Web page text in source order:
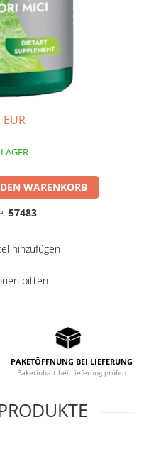
WARENKORB
57483
hinzufügen
bitten
PAKETÖFFNUNG BEI LIEFERUNG
Paketinhalt bei Lieferung prüfen